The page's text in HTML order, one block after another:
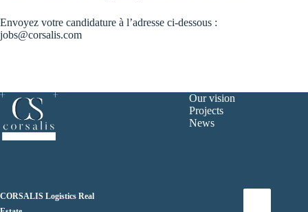
Envoyez votre candidature à l’adresse ci-dessous :
jobs@corsalis.com
CORSALIS Logistics Real
Our vision
Projects
News